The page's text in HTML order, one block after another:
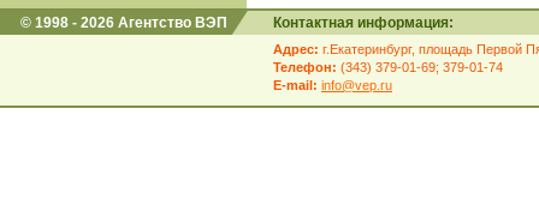
© 1998 - 2026 Агентство ВЭП Контактная информация:
Адрес: г.Екатеринбург, площадь Первой
Телефон: (343) 379-01-69; 379-01-74
E-mail: info@vep.ru